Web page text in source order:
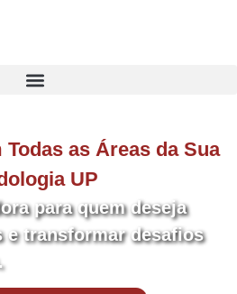
as Áreas da Sua
UP
para quem deseja
e transformar desafios